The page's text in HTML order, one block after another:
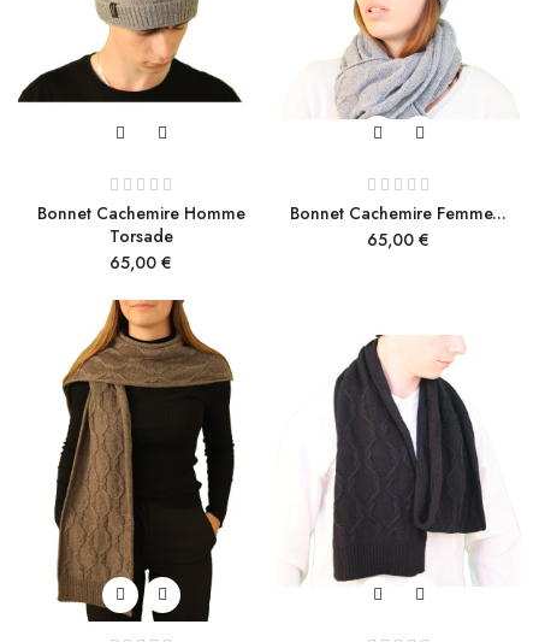
Bonnet Cachemire Homme
Torsade
Prix
65,00 €
Bonnet Cachemire Femme...
Prix
65,00 €